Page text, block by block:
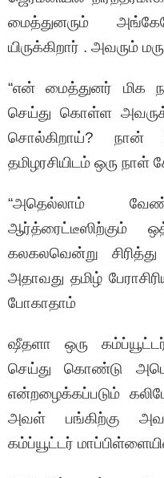
மைத்துனரும்
யிருக்கிறார் . அவரும்
“என் மைத்துனர் மிக
செய்து கொள்ள
சொல்கிறாய்? நான்
தமிழரசியிடம் ஒரு நாள்
“அதெல்லாம்
ஆர்த்ரைட்டீஸிற்கும்
கலகலவென்று
அதாவது தமிழ்
போகாதாம்
ஷீதளா ஒரு
செய்து கொண்டு
என்றழைக்கப்படும்
அவள் பங்கிற்கு
கம்ப்யூட்டர்